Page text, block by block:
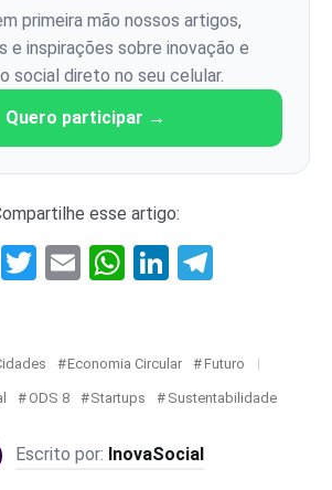
primeira mão nossos artigos,
e inspirações sobre inovação e
social direto no seu celular.
Quero participar →
esse artigo:
Facebook
Twitter
EmailWhatsApp
LinkedIn
Economia Circular Futuro
ODS 8 Startups Sustentabilidade
InovaSocial